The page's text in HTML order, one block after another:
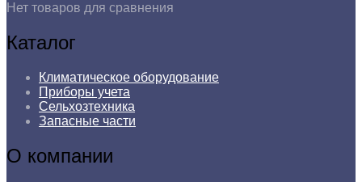
Нет товаров для сравнения
Каталог
Климатическое оборудование
Приборы учета
Сельхозтехника
Запасные части
О компании